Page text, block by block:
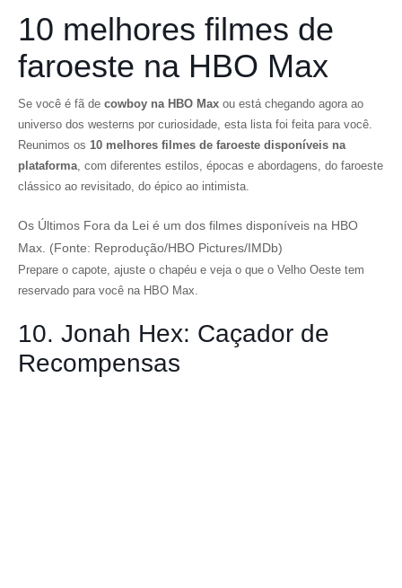
10 melhores filmes de
faroeste na HBO Max
Se você é fã de cowboy na HBO Max ou está chegando agora ao
universo dos westerns por curiosidade, esta lista foi feita para você.
Reunimos os 10 melhores filmes de faroeste disponíveis na
plataforma, com diferentes estilos, épocas e abordagens, do faroeste
clássico ao revisitado, do épico ao intimista.
Os Últimos Fora da Lei é um dos filmes disponíveis na HBO
Max. (Fonte: Reprodução/HBO Pictures/IMDb)
Prepare o capote, ajuste o chapéu e veja o que o Velho Oeste tem
reservado para você na HBO Max.
10. Jonah Hex: Caçador de
Recompensas